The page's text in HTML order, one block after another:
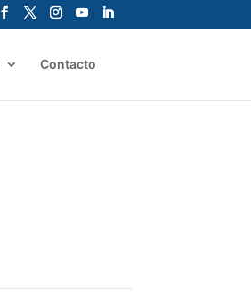
Contacto